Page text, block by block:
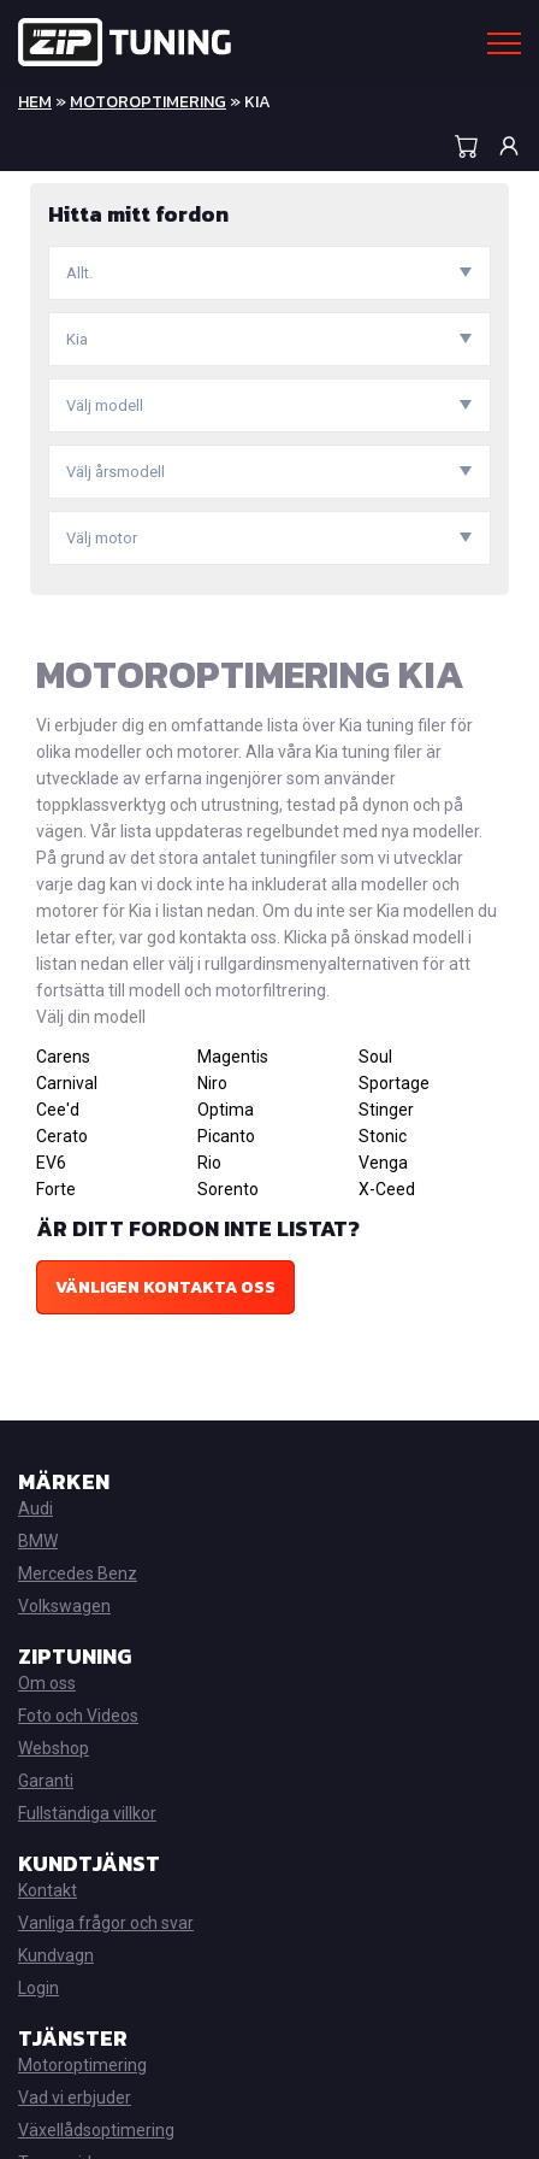
HEM »MOTOROPTIMERING » KIA
Hitta mitt fordon
Allt.
Kia
Välj modell
Välj årsmodell
Välj motor
MOTOROPTIMERING KIA
Vi erbjuder dig en omfattande lista över Kia tuning filer för
olika modeller och motorer. Alla våra Kia tuning filer är
utvecklade av erfarna ingenjörer som använder
toppklassverktyg och utrustning, testad på dynon och på
vägen. Vår lista uppdateras regelbundet med nya modeller.
På grund av det stora antalet tuningfiler som vi utvecklar
varje dag kan vi dock inte ha inkluderat alla modeller och
motorer för Kia i listan nedan. Om du inte ser Kia modellen du
letar efter, var god kontakta oss. Klicka på önskad modell i
listan nedan eller välj i rullgardinsmenyalternativen för att
fortsätta till modell och motorfiltrering.
Välj din modell
Carens
Carnival
Cee'd
Cerato
EV6
Forte
Magentis
Niro
Optima
Picanto
Rio
Sorento
Soul
Sportage
Stinger
Stonic
Venga
X-Ceed
ÄR DITT FORDON INTE LISTAT?
VÄNLIGEN KONTAKTA OSS
MÄRKEN
Audi
BMW
Mercedes Benz
Volkswagen
ZIPTUNING
Om oss
Foto och Videos
Webshop
Garanti
Fullständiga villkor
KUNDTJÄNST
Kontakt
Vanliga frågor och svar
Kundvagn
Login
TJÄNSTER
Motoroptimering
Vad vi erbjuder
Växellådsoptimering